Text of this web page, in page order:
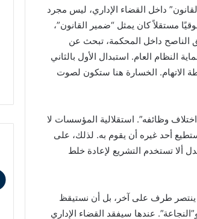
داخل القضاء الإداري، ليس مجرد
مستقلاً كان يمثل “ضمير القانون”،
الناصح داخل المحكمة، تبحث عن
النظام العام. استبدال الأول بالثاني
الاتهام. الخسارة هنا ستكون لصوت
وظائفه”. استقلالية المؤسسات لا
أحد غيره أن يقوم به. لذلك، على
ألا تستخدم التشريع لإعادة خلط
ينتصر طرف على آخر، بل أن نستيقظ
عندها سيفقد القضاء الإداري